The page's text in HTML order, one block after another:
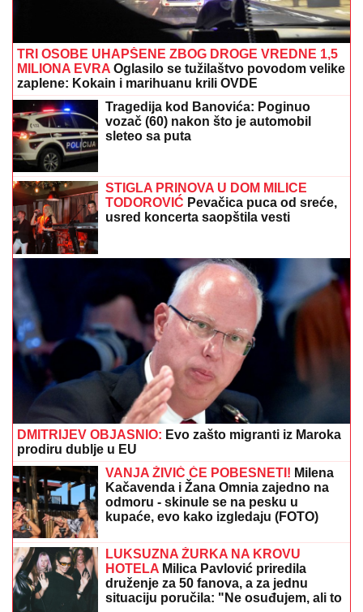
TRI OSOBE UHAPŠENE ZBOG DROGE VREDNE 1,5
MILIONA EVRA Oglasilo se tužilaštvo povodom velike
zaplene: Kokain i marihuanu krili OVDE
Tragedija kod Banovića: Poginuo
vozač (60) nakon što je automobil
sleteo sa puta
STIGLA PRINOVA U DOM MILICE
TODOROVIĆ Pevačica puca od sreće,
usred koncerta saopštila vesti
DMITRIJEV OBJASNIO: Evo zašto migranti iz Maroka
prodiru dublje u EU
VANJA ŽIVIĆ ĆE POBESNETI! Milena
Kačavenda i Žana Omnia zajedno na
odmoru - skinule se na pesku u
kupaće, evo kako izgledaju (FOTO)
LUKSUZNA ŽURKA NA KROVU
HOTELA Milica Pavlović priredila
druženje za 50 fanova, a za jednu
situaciju poručila: "Ne osuđujem, ali to